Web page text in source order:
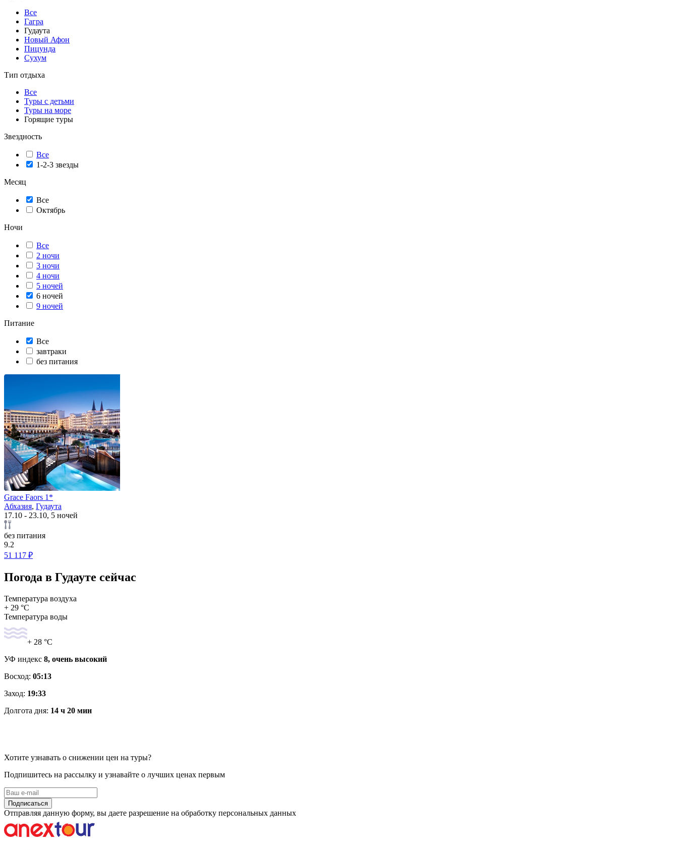
Все
Гагра
Гудаута
Новый Афон
Пицунда
Сухум
Тип отдыха
Все
Туры с детьми
Туры на море
Горящие туры
Звездность
Все
1-2-3 звезды
Месяц
Все
Октябрь
Ночи
Все
2 ночи
3 ночи
4 ночи
5 ночей
6 ночей
9 ночей
Питание
Все
завтраки
без питания
Grace Faors 1*
Абхазия, Гудаута
17.10 - 23.10, 5 ночей
без питания
9.2
51 117 ₽
Погода в Гудауте сейчас
Температура воздуха
+ 29 °C
Температура воды
+ 28 °C
УФ индекс 8, очень высокий
Восход: 05:13
Заход: 19:33
Долгота дня: 14 ч 20 мин
Хотите узнавать о снижении цен на туры?
Подпишитесь на рассылку и узнавайте о лучших ценах первым
Подписаться
Отправляя данную форму, вы даете разрешение на обработку персональных данных